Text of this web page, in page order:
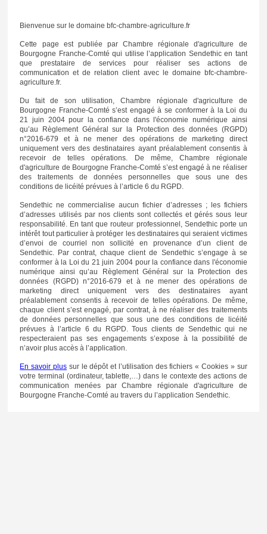
Bienvenue sur le domaine bfc-chambre-agriculture.fr
Cette page est publiée par Chambre régionale d'agriculture de
Bourgogne Franche-Comté qui utilise l’application Sendethic en tant
que prestataire de services pour réaliser ses actions de
communication et de relation client avec le domaine bfc-chambre-
agriculture.fr.
Du fait de son utilisation, Chambre régionale d'agriculture de
Bourgogne Franche-Comté s’est engagé à se conformer à la Loi du
21 juin 2004 pour la confiance dans l'économie numérique ainsi
qu’au Règlement Général sur la Protection des données (RGPD)
n°2016-679 et à ne mener des opérations de marketing direct
uniquement vers des destinataires ayant préalablement consentis à
recevoir de telles opérations. De même, Chambre régionale
d'agriculture de Bourgogne Franche-Comté s’est engagé à ne réaliser
des traitements de données personnelles que sous une des
conditions de licéité prévues à l’article 6 du RGPD.
Sendethic ne commercialise aucun fichier d’adresses ; les fichiers
d’adresses utilisés par nos clients sont collectés et gérés sous leur
responsabilité. En tant que routeur professionnel, Sendethic porte un
intérêt tout particulier à protéger les destinataires qui seraient victimes
d’envoi de courriel non sollicité en provenance d’un client de
Sendethic. Par contrat, chaque client de Sendethic s’engage à se
conformer à la Loi du 21 juin 2004 pour la confiance dans l'économie
numérique ainsi qu’au Règlement Général sur la Protection des
données (RGPD) n°2016-679 et à ne mener des opérations de
marketing direct uniquement vers des destinataires ayant
préalablement consentis à recevoir de telles opérations. De même,
chaque client s’est engagé, par contrat, à ne réaliser des traitements
de données personnelles que sous une des conditions de licéité
prévues à l’article 6 du RGPD. Tous clients de Sendethic qui ne
respecteraient pas ses engagements s’expose à la possibilité de
n’avoir plus accès à l’application.
En savoir plus sur le dépôt et l’utilisation des fichiers « Cookies » sur
votre terminal (ordinateur, tablette,…) dans le contexte des actions de
communication menées par Chambre régionale d'agriculture de
Bourgogne Franche-Comté au travers du l’application Sendethic.